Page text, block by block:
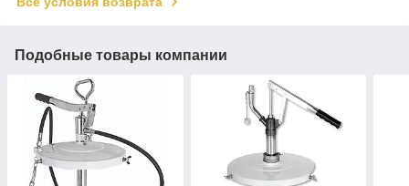
Подобные товары компании